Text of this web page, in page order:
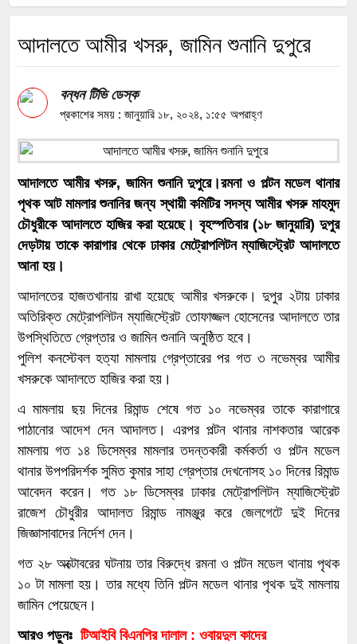
আদালতে আমীর খসরু, জামিন শুনানি দুপুরে
বন্ধন টিভি ডেস্ক
প্রকাশের সময় : জানুয়ারি ১৮, ২০২৪, ১:৫৫ অপরাহ্ণ
আদালতে আমীর খসরু, জামিন শুনানি দুপুরে।রমনা ও পল্টন মডেল থানার
পৃথক আট মামলার শুনানির জন্য স্থায়ী কমিটির সদস্য আমীর খসরু মাহমুদ
চৌধুরীকে আদালতে হাজির করা হয়েছে। বৃহস্পতিবার (১৮ জানুয়ারি) দুপুর
দেড়টায় তাকে কারাগার থেকে ঢাকার মেট্রোপলিটন ম্যাজিস্ট্রেট আদালতে
আনা হয়।
আদালতের হাজতখানায় রাখা হয়েছে আমীর খসরুকে। দুপুর ২টায় ঢাকার
অতিরিক্ত মেট্রোপলিটন ম্যাজিস্ট্রেট তোফাজ্জল হোসেনের আদালতে তার
উপস্থিতিতে গ্রেপ্তার ও জামিন শুনানি অনুষ্ঠিত হবে।
পুলিশ কনস্টেবল হত্যা মামলায় গ্রেপ্তারের পর গত ৩ নভেম্বর আমীর
খসরুকে আদালতে হাজির করা হয়।
এ মামলায় ছয় দিনের রিমান্ড শেষে গত ১০ নভেম্বর তাকে কারাগারে
পাঠানোর আদেশ দেন আদালত। এরপর পল্টন থানার নাশকতার আরেক
মামলায় গত ১৪ ডিসেম্বর মামলার তদন্তকারী কর্মকর্তা ও পল্টন মডেল
থানার উপপরিদর্শক সুমিত কুমার সাহা গ্রেপ্তার দেখনোসহ ১০ দিনের রিমান্ড
আবেদন করেন। গত ১৮ ডিসেম্বর ঢাকার মেট্রোপলিটন ম্যাজিস্ট্রেট
রাজেশ চৌধুরীর আদালত রিমান্ড নামঞ্জুর করে জেলগেটে দুই দিনের
জিজ্ঞাসাবাদের নির্দেশ দেন।
গত ২৮ অক্টোবরের ঘটনায় তার বিরুদ্ধে রমনা ও পল্টন মডেল থানায় পৃথক
১০ টা মামলা হয়। তার মধ্যে তিনি পল্টন মডেল থানার পৃথক দুই মামলায়
জামিন পেয়েছেন।
আরও পড়ুনঃ টিআইবি বিএনপির দালাল : ওবায়দুল কাদের